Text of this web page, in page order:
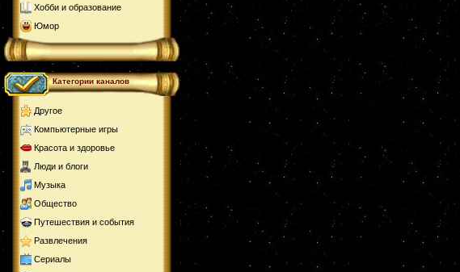
Хобби и образование
Юмор
Категории каналов
Другое
Компьютерные игры
Красота и здоровье
Люди и блоги
Музыка
Общество
Путешествия и события
Развлечения
Сериалы